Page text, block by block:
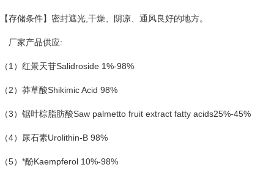
【存储条件】密封遮光,干燥、阴凉、通风良好的地方。
厂家产品供应:
（1）红景天苷Salidroside 1%-98%
（2）莽草酸Shikimic Acid 98%
（3）锯叶棕脂肪酸Saw palmetto fruit extract fatty acids25%-45%
（4）尿石素Urolithin-B 98%
（5）*酚Kaempferol 10%-98%